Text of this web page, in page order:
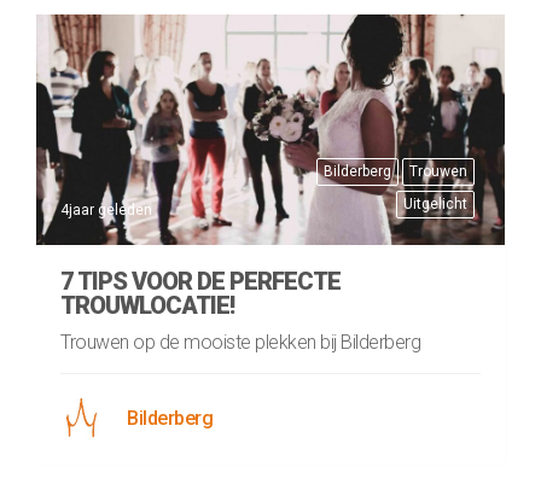
Bilderberg
Trouwen
Uitgelicht
4jaar geleden
7 TIPS VOOR DE PERFECTE
TROUWLOCATIE!
Trouwen op de mooiste plekken bij Bilderberg
Bilderberg